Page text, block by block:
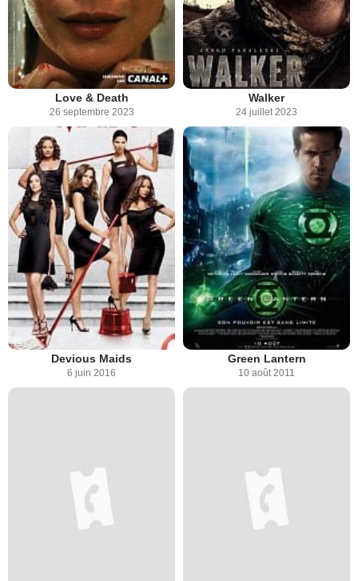
Love & Death
26 septembre 2023
Walker
24 juillet 2023
Devious Maids
6 juin 2016
Green Lantern
10 août 2011